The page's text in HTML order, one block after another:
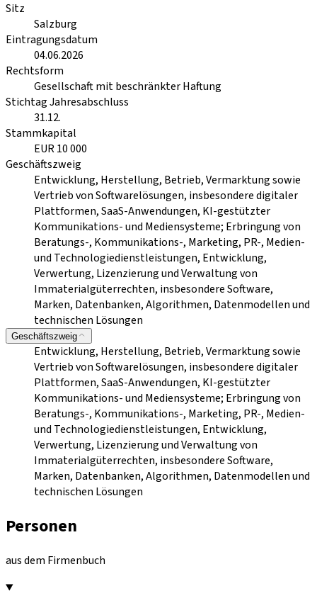
Sitz
Salzburg
Eintragungsdatum
04.06.2026
Rechtsform
Gesellschaft mit beschränkter Haftung
Stichtag Jahresabschluss
31.12.
Stammkapital
EUR 10 000
Geschäftszweig
Entwicklung, Herstellung, Betrieb, Vermarktung sowie
Vertrieb von Softwarelösungen, insbesondere digitaler
Plattformen, SaaS-Anwendungen, KI-gestützter
Kommunikations- und Mediensysteme; Erbringung von
Beratungs-, Kommunikations-, Marketing, PR-, Medien-
und Technologiedienstleistungen, Entwicklung,
Verwertung, Lizenzierung und Verwaltung von
Immaterialgüterrechten, insbesondere Software,
Marken, Datenbanken, Algorithmen, Datenmodellen und
technischen Lösungen
Geschäftszweig
Entwicklung, Herstellung, Betrieb, Vermarktung sowie
Vertrieb von Softwarelösungen, insbesondere digitaler
Plattformen, SaaS-Anwendungen, KI-gestützter
Kommunikations- und Mediensysteme; Erbringung von
Beratungs-, Kommunikations-, Marketing, PR-, Medien-
und Technologiedienstleistungen, Entwicklung,
Verwertung, Lizenzierung und Verwaltung von
Immaterialgüterrechten, insbesondere Software,
Marken, Datenbanken, Algorithmen, Datenmodellen und
technischen Lösungen
Personen
aus dem Firmenbuch